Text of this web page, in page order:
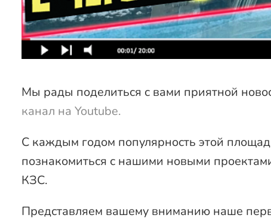
Мы рады поделиться с вами приятной
канал на Youtube.
С каждым годом популярность этой
познакомиться с нашими новыми
КЗС.
Представляем вашему вниманию наше